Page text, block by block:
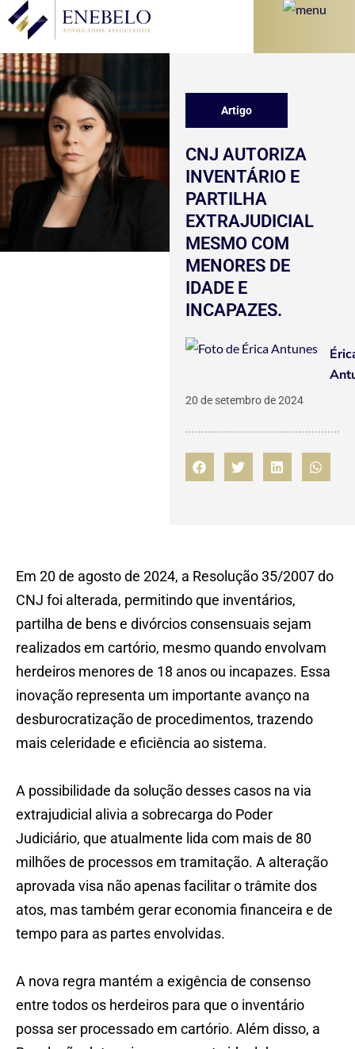
Artigo
CNJ AUTORIZA
INVENTÁRIO E
PARTILHA
EXTRAJUDICIAL
MESMO COM
MENORES DE
IDADE E
INCAPAZES.
20 de setembro de 2024
Em 20 de agosto de 2024, a Resolução 35/2007 do
CNJ foi alterada, permitindo que inventários,
partilha de bens e divórcios consensuais sejam
realizados em cartório, mesmo quando envolvam
herdeiros menores de 18 anos ou incapazes. Essa
inovação representa um importante avanço na
desburocratização de procedimentos, trazendo
mais celeridade e eficiência ao sistema.
A possibilidade da solução desses casos na via
extrajudicial alivia a sobrecarga do Poder
Judiciário, que atualmente lida com mais de 80
milhões de processos em tramitação. A alteração
aprovada visa não apenas facilitar o trâmite dos
atos, mas também gerar economia financeira e de
tempo para as partes envolvidas.
A nova regra mantém a exigência de consenso
entre todos os herdeiros para que o inventário
possa ser processado em cartório. Além disso, a